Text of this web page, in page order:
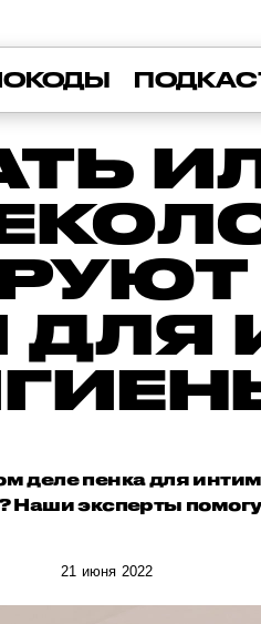
ДЛЯ
деле пенка для
Наши эксперты
21 июня 2022